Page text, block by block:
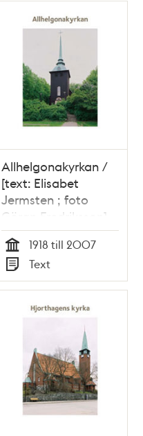
Allhelgonakyrkan /
[text: Elisabet
Jermsten ; foto
Göran Fredriksson]
Tid
1918 till 2007
Typ
Text